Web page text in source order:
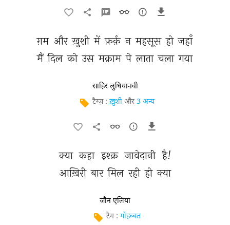
ग़म और ख़ुशी में फ़र्क़ न महसूस हो जहाँ
मैं दिल को उस मक़ाम पे लाता चला गया
साहिर लुधियानवी
टैग्ज़ : ख़ुशी और 3 अन्य
क्या कहा इश्क़ जावेदानी है!
आख़िरी बार मिल रही हो क्या
जौन एलिया
टैग : मोहब्बत